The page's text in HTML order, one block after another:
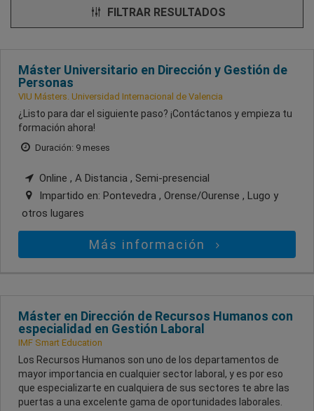
FILTRAR RESULTADOS
Máster Universitario en Dirección y Gestión de
Personas
VIU Másters. Universidad Internacional de Valencia
¿Listo para dar el siguiente paso? ¡Contáctanos y empieza tu
formación ahora!
Duración: 9 meses
Online , A Distancia , Semi-presencial
Impartido en: Pontevedra , Orense/Ourense , Lugo y
otros lugares
Más información
Máster en Dirección de Recursos Humanos con
especialidad en Gestión Laboral
IMF Smart Education
Los Recursos Humanos son uno de los departamentos de
mayor importancia en cualquier sector laboral, y es por eso
que especializarte en cualquiera de sus sectores te abre las
puertas a una excelente gama de oportunidades laborales.